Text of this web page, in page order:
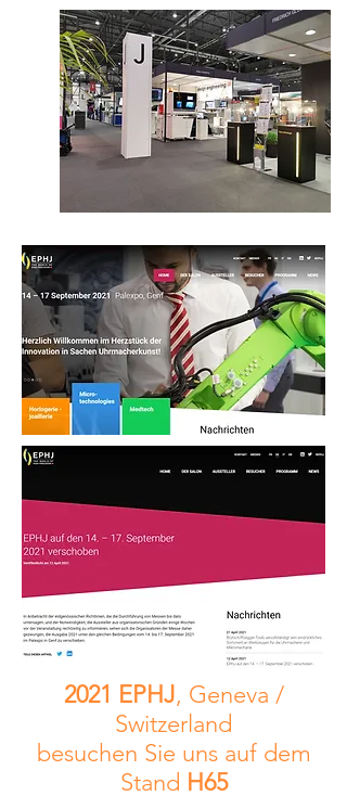
2021 EPHJ, Geneva /
Switzerland
besuchen Sie uns auf dem
Stand H65